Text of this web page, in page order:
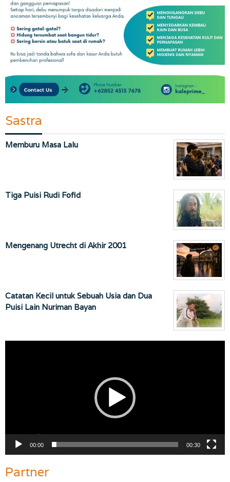
Sastra
Memburu Masa Lalu
Tiga Puisi Rudi Fofid
Mengenang Utrecht di Akhir 2001
Catatan Kecil untuk Sebuah Usia dan Dua
Puisi Lain Nuriman Bayan
00:00 00:30
Partner